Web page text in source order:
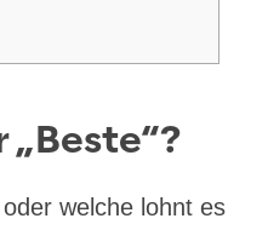
wel­che lohnt es